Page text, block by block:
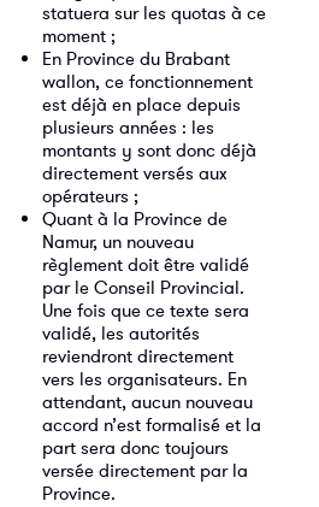
statuera sur les quotas à ce
moment ;
En Province du Brabant
wallon, ce fonctionnement
est déjà en place depuis
plusieurs années : les
montants y sont donc déjà
directement versés aux
opérateurs ;
Quant à la Province de
Namur, un nouveau
règlement doit être validé
par le Conseil Provincial.
Une fois que ce texte sera
validé, les autorités
reviendront directement
vers les organisateurs. En
attendant, aucun nouveau
accord n’est formalisé et la
part sera donc toujours
versée directement par la
Province.